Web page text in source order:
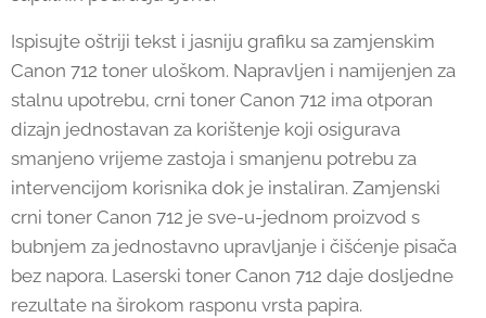
Ispisujte oštriji tekst i jasniju grafiku sa zamjenskim
Canon 712 toner uloškom. Napravljen i namijenjen za
stalnu upotrebu, crni toner Canon 712 ima otporan
dizajn jednostavan za korištenje koji osigurava
smanjeno vrijeme zastoja i smanjenu potrebu za
intervencijom korisnika dok je instaliran. Zamjenski
crni toner Canon 712 je sve-u-jednom proizvod s
bubnjem za jednostavno upravljanje i čišćenje pisača
bez napora. Laserski toner Canon 712 daje dosljedne
rezultate na širokom rasponu vrsta papira.